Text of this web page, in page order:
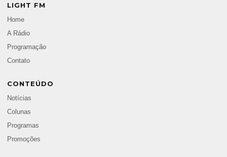
LIGHT FM
Home
A Rádio
Programação
Contato
CONTEÚDO
Notícias
Colunas
Programas
Promoções